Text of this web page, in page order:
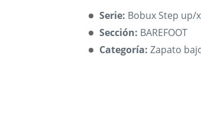
Serie: Bobux Step up/
Sección: BAREFOOT
Categoría: Zapato